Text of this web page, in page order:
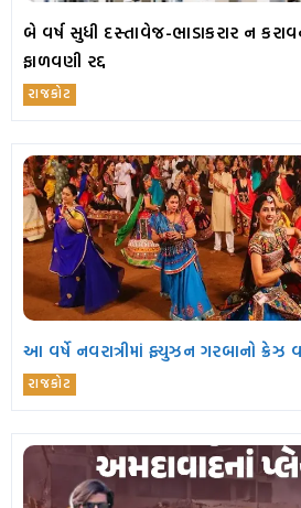
બે વર્ષ સુધી દસ્તાવેજ-ભાડાકરાર ન
ફાળવણી રદ્દ
રાજકોટ
આ વર્ષે નવરાત્રીમાં ફ્યુઝન ગરબાનો ક્રેઝ
રાજકોટ